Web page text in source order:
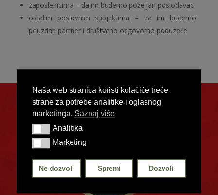
Naša web stranica koristi kolačiće treće
strane za potrebe analitike i oglasnog
marketinga. Saznaj više
AnalitikaAnalitika
MarketingMarketing
Ne dozvoli Spremi Dozvoli
zaposlenicima – da im budemo poželjan poslodavac
ostalim poslovnim subjektima – da im budemo
pouzdan partner i društveno odgovorno poduzeće